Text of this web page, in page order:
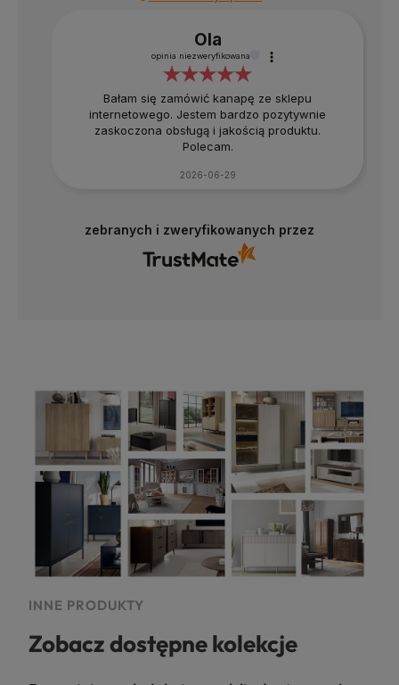
Ola
opinia niezweryfikowana
Bałam się zamówić kanapę ze sklepu
internetowego. Jestem bardzo pozytywnie
zaskoczona obsługą i jakością produktu.
Polecam.
2026-06-29
zebranych i zweryfikowanych przez
INNE PRODUKTY
Zobacz dostępne kolekcje